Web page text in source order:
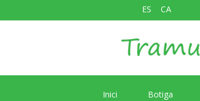
ES CA
Inici Botiga